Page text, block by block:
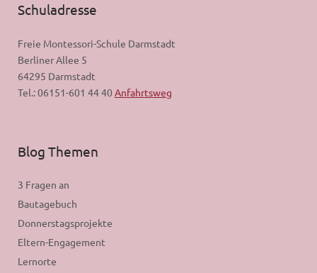
Schuladresse
Freie Montessori-Schule Darmstadt
Berliner Allee 5
64295 Darmstadt
Tel.: 06151-601 44 40Anfahrtsweg
Blog Themen
3 Fragen an
Bautagebuch
Donnerstagsprojekte
Eltern-Engagement
Lernorte